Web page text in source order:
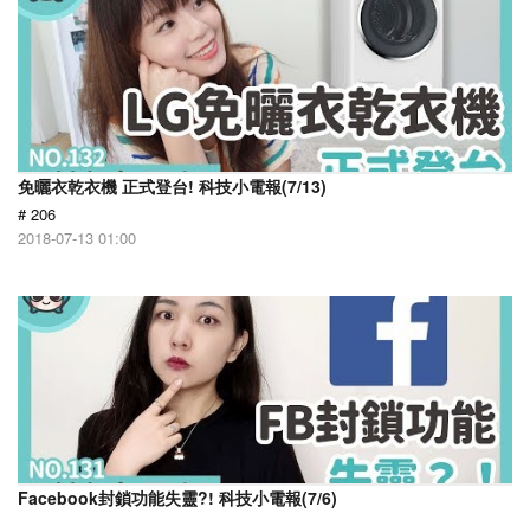
免曬衣乾衣機 正式登台! 科技小電報(7/13)
# 206
2018-07-13 01:00
Facebook封鎖功能失靈?! 科技小電報(7/6)